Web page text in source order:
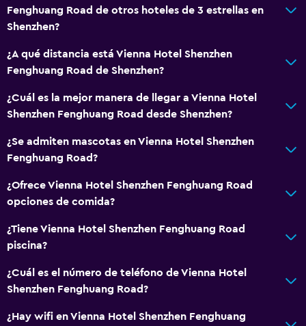
Fenghuang Road de otros hoteles de 3 estrellas en
Shenzhen?
¿A qué distancia está Vienna Hotel Shenzhen
Fenghuang Road de Shenzhen?
¿Cuál es la mejor manera de llegar a Vienna Hotel
Shenzhen Fenghuang Road desde Shenzhen?
¿Se admiten mascotas en Vienna Hotel Shenzhen
Fenghuang Road?
¿Ofrece Vienna Hotel Shenzhen Fenghuang Road
opciones de comida?
¿Tiene Vienna Hotel Shenzhen Fenghuang Road
piscina?
¿Cuál es el número de teléfono de Vienna Hotel
Shenzhen Fenghuang Road?
¿Hay wifi en Vienna Hotel Shenzhen Fenghuang